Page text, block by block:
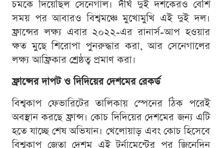
চমকে দিয়েছিল সেনেগাল। দীর্ঘ দুই দশকেরও বেশি
সময় পর আবারও বিশ্বমঞ্চে মুখোমুখি এই দুই দল।
ফ্রান্সের লক্ষ্য এবার ২০২২-এর রানার্স-আপ হওয়ার
ক্ষত মুছে শিরোপা পুনরুদ্ধার করা, আর সেনেগালের
লক্ষ্য আফ্রিকার শ্রেষ্ঠত্ব প্রমাণ করা।
ফ্রান্সের দাপট ও দিদিয়ের দেশমের রেকর্ড
বিশ্বকাপ ফেভারিটের তালিকায় স্পেনের ঠিক পরেই
অবস্থান করছে ফ্রান্স। কোচ দিদিয়ের দেশমের জন্য এটি
হতে যাচ্ছে শেষ অভিযান। খেলোয়াড় এবং কোচ হিসেবে